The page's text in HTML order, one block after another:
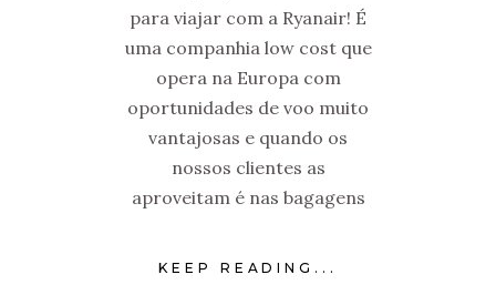
para viajar com a Ryanair! É
uma companhia low cost que
opera na Europa com
oportunidades de voo muito
vantajosas e quando os
nossos clientes as
aproveitam é nas bagagens
KEEP READING...